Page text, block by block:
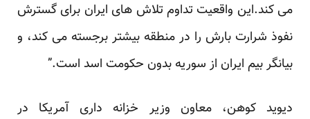
می کند.این واقعیت تداوم تلاش های ایران برای گسترش
نفوذ شرارت بارش را در منطقه بیشتر برجسته می کند، و
بیانگر بیم ایران از سوریه بدون حکومت اسد است.”
دیوید کوهن، معاون وزیر خزانه داری آمریکا در